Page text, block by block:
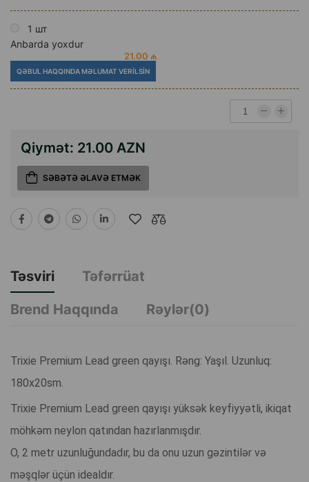
1 шт
Anbarda yoxdur
21.00 ₼
QƏBUL HAQQINDA MƏLUMAT VERILSIN
Qiymət: 21.00 AZN
SƏBƏTƏ ƏLAVƏ ETMƏK
Təsviri
Təfərrüat
Brend Haqqında
Rəylər(0)
Trixie Premium Lead green qayışı. Rəng: Yaşıl. Uzunluq:
180x20sm.
Trixie Premium Lead green qayışı yüksək keyfiyyətli, ikiqat
möhkəm neylon qatından hazırlanmışdır.
O, 2 metr uzunluğundadır, bu da onu uzun gəzintilər və
məşqlər üçün idealdır.